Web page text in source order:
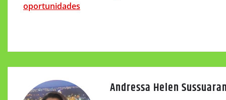
oportunidades
Andressa Helen